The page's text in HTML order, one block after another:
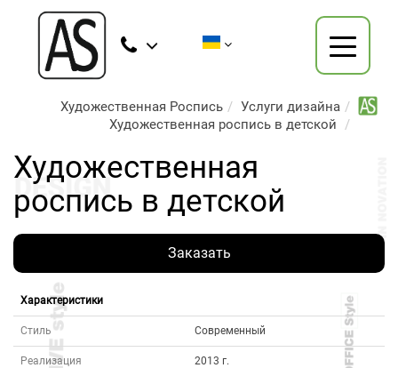
Услуги дизайна
Художественная Роспись
Художественная роспись в детской
Художественная
роспись в детской
Заказать
Характеристики
Стиль Современный
Реализация 2013 г.